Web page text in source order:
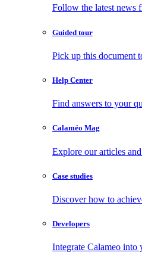
Follow the latest news
Guided tour
Pick up this document
Help Center
Find answers to your
Calaméo Mag
Explore our articles
Case studies
Discover how to
Developers
Integrate Calameo